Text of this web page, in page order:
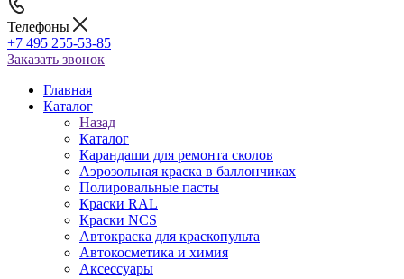
Телефоны
+7 495 255-53-85
Заказать звонок
Главная
Каталог
Назад
Каталог
Карандаши для ремонта сколов
Аэрозольная краска в баллончиках
Полировальные пасты
Краски RAL
Краски NCS
Автокраска для краскопульта
Автокосметика и химия
Аксессуары